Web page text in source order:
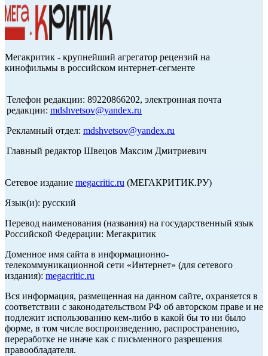
Мегакритик - крупнейший агрегатор рецензий на
кинофильмы в российском интернет-сегменте
Телефон редакции: 89220866202, электронная почта
редакции: mdshvetsov@yandex.ru
Рекламный отдел: mdshvetsov@yandex.ru
Главный редактор Швецов Максим Дмитриевич
Сетевое издание megacritic.ru (МЕГАКРИТИК.РУ)
Язык(и): русский
Перевод наименования (названия) на государственный язык
Российской Федерации: Мегакритик
Доменное имя сайта в информационно-
телекоммуникационной сети «Интернет» (для сетевого
издания): megacritic.ru
Вся информация, размещенная на данном сайте, охраняется в
соответствии с законодательством РФ об авторском праве и не
подлежит использованию кем-либо в какой бы то ни было
форме, в том числе воспроизведению, распространению,
переработке не иначе как с письменного разрешения
правообладателя.